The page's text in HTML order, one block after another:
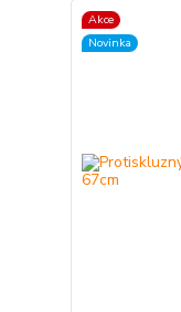
Akce
Novinka